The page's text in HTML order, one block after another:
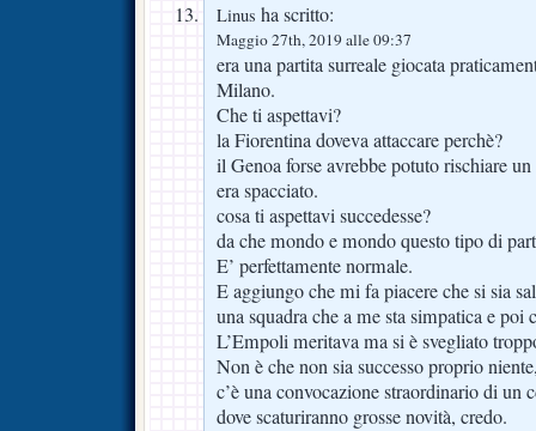
Linus ha scritto:
Maggio 27th, 2019 alle 09:37
era una partita surreale giocata
Milano.
Che ti aspettavi?
la Fiorentina doveva attaccare perchè?
il Genoa forse avrebbe potuto rischiare
era spacciato.
cosa ti aspettavi succedesse?
da che mondo e mondo questo tipo di
E’ perfettamente normale.
E aggiungo che mi fa piacere che si sia
una squadra che a me sta simpatica e poi
L’Empoli meritava ma si è svegliato
Non è che non sia successo proprio
c’è una convocazione straordinario di un
dove scaturiranno grosse novità, credo.